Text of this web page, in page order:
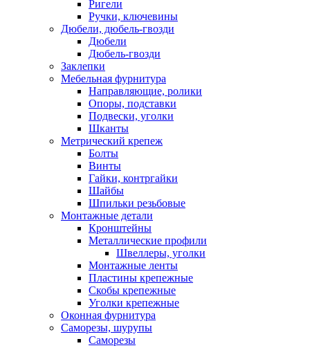
Ригели
Ручки, ключевины
Дюбели, дюбель-гвозди
Дюбели
Дюбель-гвозди
Заклепки
Мебельная фурнитура
Направляющие, ролики
Опоры, подставки
Подвески, уголки
Шканты
Метрический крепеж
Болты
Винты
Гайки, контргайки
Шайбы
Шпильки резьбовые
Монтажные детали
Кронштейны
Металлические профили
Швеллеры, уголки
Монтажные ленты
Пластины крепежные
Скобы крепежные
Уголки крепежные
Оконная фурнитура
Саморезы, шурупы
Саморезы